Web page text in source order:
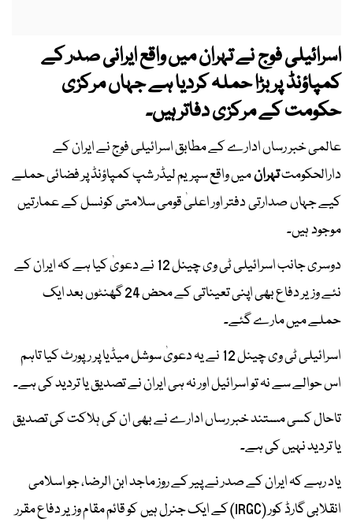
اسرائیلی فوج نے تہران میں واقع ایرانی صدر کے
کمپاؤنڈ پر بڑا حملہ کردیا ہے جہاں مرکزی
حکومت کے مرکزی دفاتر ہیں۔
عالمی خبر رساں ادارے کے مطابق اسرائیلی فوج نے ایران کے
دارالحکومتتہرانمیں واقع سپریم لیڈر شپ کمپاؤنڈ پر فضائی حملے
کیے جہاں صدارتی دفتر اور اعلیٰ قومی سلامتی کونسل کے عمارتیں
موجود ہیں۔
دوسری جانب اسرائیلی ٹی وی چینل 12 نے دعویٰ کیا ہے کہ ایران کے
نئے وزیر دفاع بھی اپنی تعیناتی کے محض 24 گھنٹوں بعد ایک
حملے میں مارے گئے۔
اسرائیلی ٹی وی چینل 12 نے یہ دعویٰ سوشل میڈیا پر رپورٹ کیا تاہم
اس حوالے سے نہ تو اسرائیل اور نہ ہی ایران نے تصدیق یا تردید کی ہے۔
تاحال کسی مستند خبر رساں ادارے نے بھی ان کی ہلاکت کی تصدیق
یا تردید نہیں کی ہے۔
یاد رہے کہ ایران کے صدر نے پیر کے روز ماجد ابن الرضا، جو اسلامی
انقلابی گارڈ کور (IRGC) کے ایک جنرل ہیں کو قائم مقام وزیر دفاع مقرر